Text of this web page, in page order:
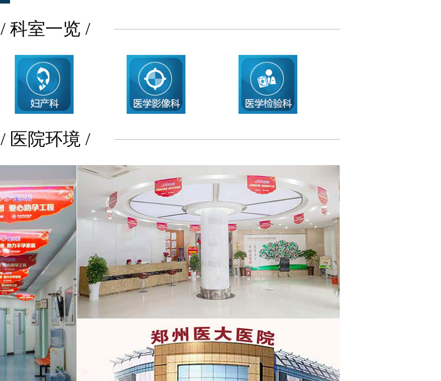
/ 科室一览 /
/ 医院环境 /